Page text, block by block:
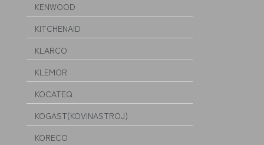
KENWOOD
KITCHENAID
KLARCO
KLEMOR
KOCATEQ
KOGAST(KOVINASTROJ)
KORECO